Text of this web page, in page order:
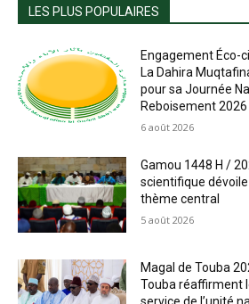
LES PLUS POPULAIRES
Engagement Éco-
La Dahira
pour sa Journée
Reboisement 2026
6 août 2026
Gamou 1448 H /
scientifique
thème central
5 août 2026
Magal de Touba
Touba réaffirment